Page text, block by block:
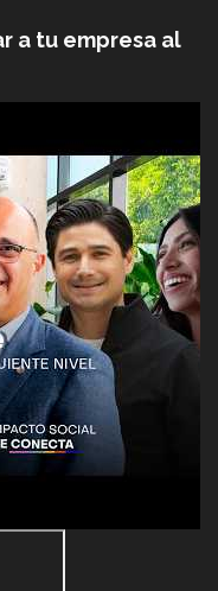
a tu empresa al